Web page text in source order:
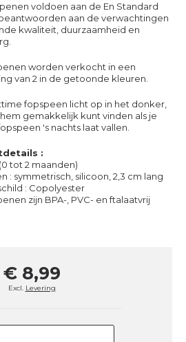
voldoen aan de En Standard
aan de verwachtingen
kwaliteit, duurzaamheid en
worden verkocht in een
van 2 in de getoonde kleuren.
fopspeen licht op in het donker,
gemakkelijk kunt vinden als je
's nachts laat vallen.
:
tot 2 maanden)
: symmetrisch, silicoon, 2,3 cm lang
: Copolyester
zijn BPA-, PVC- en ftalaatvrij
€ 8,99
Excl. Levering